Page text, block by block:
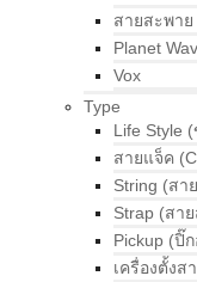
สายสะพาย
Planet
Vox
Type
Life Style
สายแจ็ค
String (สา
Strap (สา
Pickup (ปิ๊
เครื่องตั้งส